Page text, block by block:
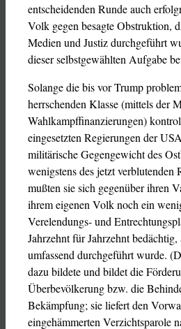
entscheidenden Runde auch
Volk gegen besagte Obstruktion,
Medien und Justiz durchgeführt
dieser selbstgewählten Aufgabe
Solange die bis vor Trump
herrschenden Klasse (mittels der
Wahlkampffinanzierungen)
eingesetzten Regierungen der
militärische Gegengewicht des
wenigstens des jetzt verblutenden
mußten sie sich gegenüber ihren
ihrem eigenen Volk noch ein
Verelendungs- und
Jahrzehnt für Jahrzehnt
umfassend durchgeführt wurde.
dazu bildete und bildet die
Überbevölkerung bzw. die
Bekämpfung; sie liefert den
eingehämmerten Verzichtsparole